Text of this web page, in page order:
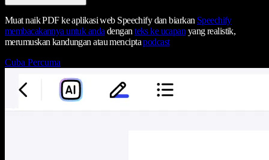
Muat naik PDF ke aplikasi web Speechify dan biarkan Speechify
membacakannya untuk anda denganteks ke ucapan yang realistik,
merumuskan kandungan atau menciptapodcast
Cuba Percuma